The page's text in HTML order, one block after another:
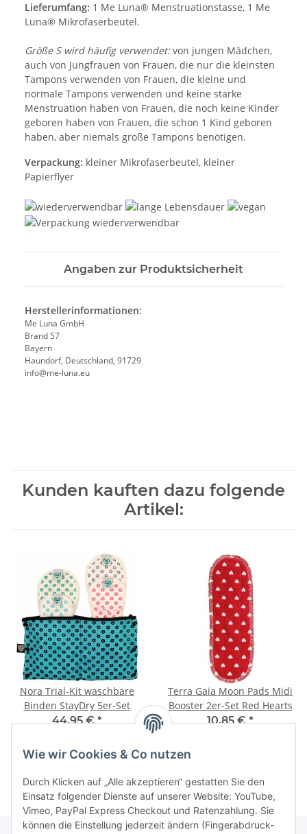
Wie wir Cookies & Co nutzen
Durch Klicken auf „Alle akzeptieren“ gestatten Sie den
Einsatz folgender Dienste auf unserer Website: YouTube,
Vimeo, PayPal Express Checkout und Ratenzahlung. Sie
können die Einstellung jederzeit ändern (Fingerabdruck-
Lieferumfang: 1 Me Luna® Menstruationstasse, 1 Me
Luna® Mikrofaserbeutel.
Größe S wird häufig verwendet:von jungen Mädchen,
auch von Jungfrauen von Frauen, die nur die kleinsten
Tampons verwenden von Frauen, die kleine und
normale Tampons verwenden und keine starke
Menstruation haben von Frauen, die noch keine Kinder
geboren haben von Frauen, die schon 1 Kind geboren
haben, aber niemals große Tampons benötigen.
Verpackung: kleiner Mikrofaserbeutel, kleiner
Papierflyer
Angaben zur Produktsicherheit
Herstellerinformationen:
Me Luna GmbH
Brand 57
Bayern
Haundorf, Deutschland, 91729
info@me-luna.eu
Kunden kauften dazu folgende
Artikel:
Nora Trial-Kit waschbare
Binden StayDry 5er-Set
44,95 €*
Terra Gaia Moon Pads Midi
Booster 2er-Set Red Hearts
10,85 €*